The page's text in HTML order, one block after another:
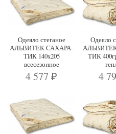
Одеяло стеганое
АЛЬВИТЕК САХАРА-
ТИК 140x205
всесезонное
4 577₽
Одеяло
ТИК
4